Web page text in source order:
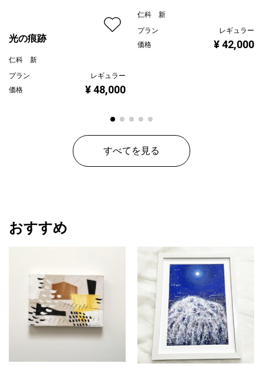
光の痕跡
仁科 新
プラン
レギュラー
価格
¥ 48,000
仁科 新
プラン
レギュラー
価格
¥ 42,000
すべてを見る
おすすめ